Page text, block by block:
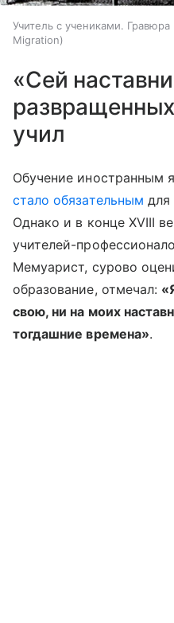
Учитель с учениками. Гравюра
Migration
«Сей
учил
Обучение иностранным
стало обязательным для
Однако и в конце XVIII
учителей-
Мемуарист, сурово
образование, отмечал:
свою, ни на моих
тогдашние времена».